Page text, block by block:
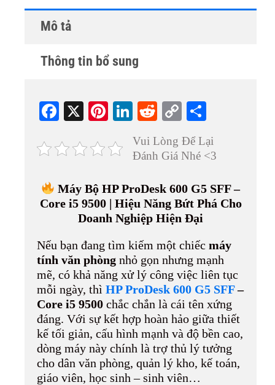
Mô tả
Thông tin bổ sung
Fa
bo
X
Pi
er
t
Li
ed
R
di
C
op
y
nk
re
Vui Lòng Để Lại
Đánh Giá Nhé <3
Máy Bộ HP ProDesk 600 G5 SFF –
Core i5 9500 | Hiệu Năng Bứt Phá Cho
Doanh Nghiệp Hiện Đại
Nếu bạn đang tìm kiếm một chiếc máy
tính văn phòng nhỏ gọn nhưng mạnh
mẽ, có khả năng xử lý công việc liên tục
mỗi ngày, thì HP ProDesk 600 G5 SFF–
Core i5 9500 chắc chắn là cái tên xứng
đáng. Với sự kết hợp hoàn hảo giữa thiết
kế tối giản, cấu hình mạnh và độ bền cao,
dòng máy này chính là trợ thủ lý tưởng
cho dân văn phòng, quản lý kho, kế toán,
giáo viên, học sinh – sinh viên…